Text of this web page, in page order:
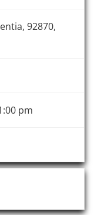
92870,
pm